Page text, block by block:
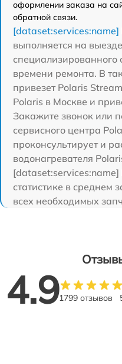
оформлении заказа на
обратной связи.
[dataset:services:name]
выполняется на
специализированного
времени ремонта. В
привезет Polaris
Polaris в Москве и
Закажите звонок или
сервисного центра
проконсультирует и
водонагревателя
статистике в среднем
всех необходимых
4.91799 отзывов